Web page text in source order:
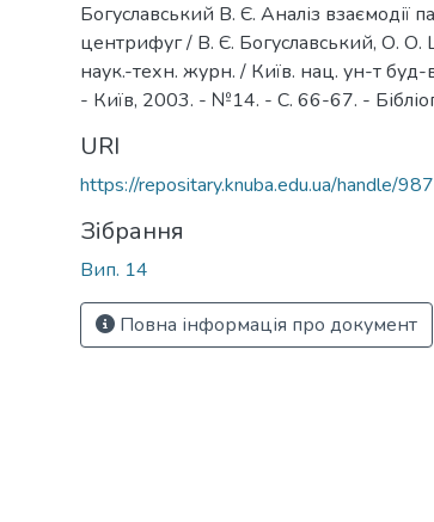
Богуславський В. Є. Аналіз взаємодії
центрифуг / В. Є. Богуславський, О. О.
наук.-техн. журн. / Київ. нац. ун-т буд-
- Київ, 2003. - №14. - С. 66-67. -
URI
https://repositary.knuba.edu.ua/handle/
Зібрання
Вип. 14
Повна інформація про документ